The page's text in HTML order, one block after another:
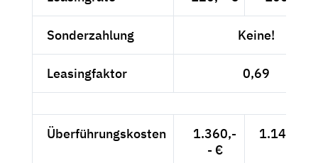
Sonderzahlung Keine!
Leasingfaktor 0,69
Überführungskosten
1.360,-
- €
1.142,86